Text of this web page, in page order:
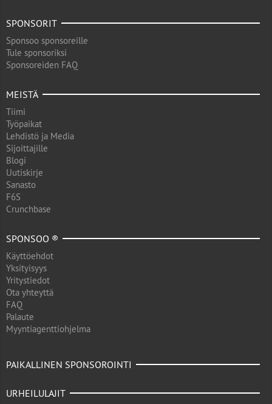
SPONSORIT
Sponsoo sponsoreille
Tule sponsoriksi
Sponsoreiden FAQ
MEISTÄ
Tiimi
Työpaikat
Lehdistö ja Media
Sijoittajille
Blogi
Uutiskirje
Sanasto
F6S
Crunchbase
SPONSOO ®
Käyttöehdot
Yksityisyys
Yritystiedot
Ota yhteyttä
FAQ
Palaute
Myyntiagenttiohjelma
PAIKALLINEN SPONSOROINTI
URHEILULAJIT